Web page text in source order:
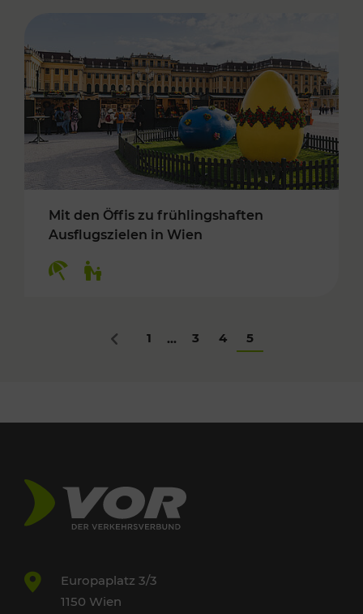
Mit den Öffis zu frühlingshaften
Ausflugszielen in Wien
Zurück
1 ... 3 4 5
Europaplatz 3/3
1150 Wien